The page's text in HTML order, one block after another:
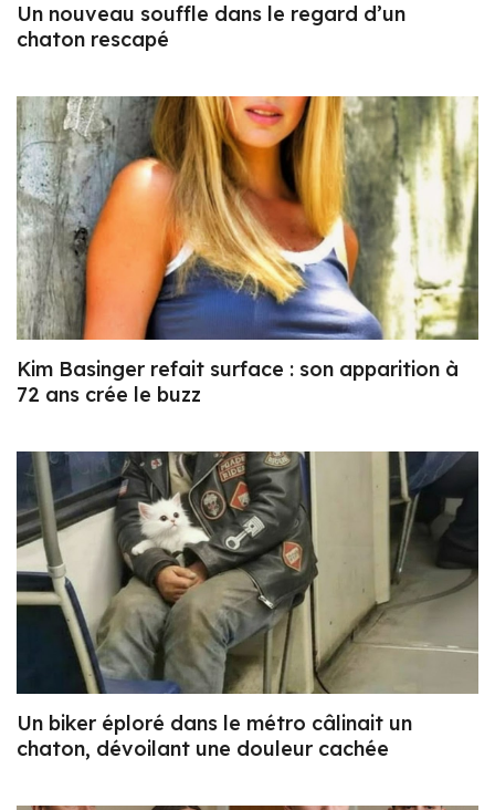
Un nouveau souffle dans le regard d’un
chaton rescapé
Kim Basinger refait surface : son apparition à
72 ans crée le buzz
Un biker éploré dans le métro câlinait un
chaton, dévoilant une douleur cachée